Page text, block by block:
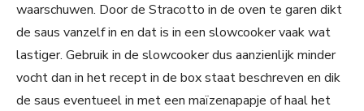
waarschuwen. Door de Stracotto in de oven te garen dikt
de saus vanzelf in en dat is in een slowcooker vaak wat
lastiger. Gebruik in de slowcooker dus aanzienlijk minder
vocht dan in het recept in de box staat beschreven en dik
de saus eventueel in met een maïzenapapje of haal het